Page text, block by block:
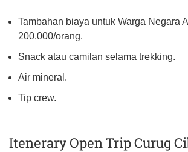
Tambahan biaya untuk Warga Negara
200.000/orang.
Snack atau camilan selama trekking.
Air mineral.
Tip crew.
Itenerary Open Trip Curug